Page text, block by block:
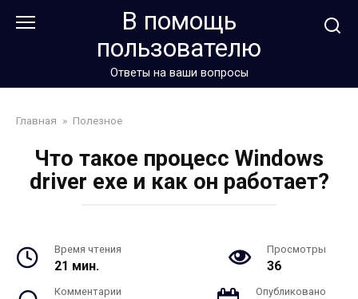
В помощь
пользователю
Ответы на ваши вопросы
Главная » Полезное
Что такое процесс Windows
driver exe и как он работает?
Время чтения
21 мин.
Просмотры
36
Комментарии Опубликовано